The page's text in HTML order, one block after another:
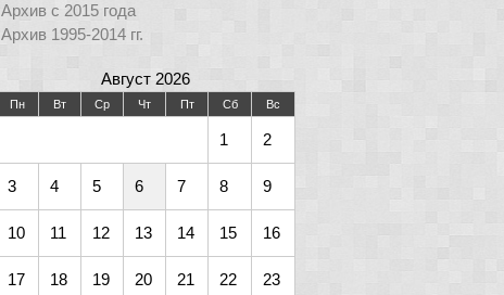
Архив с 2015 года
Архив 1995-2014 гг.
Август 2026
Пн Вт Ср Чт Пт Сб Вс
1 2
3 4 5 6 7 8 9
10 11 12 13 14 15 16
17 18 19 20 21 22 23